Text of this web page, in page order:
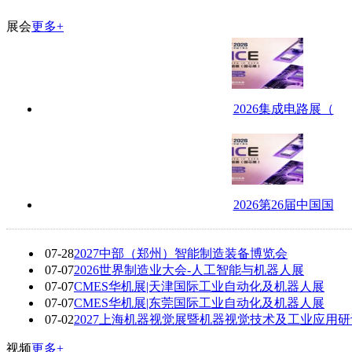
展会更多+
2026集成电路展（
2026第26届中国国
07-282027中部（郑州）智能制造装备博览会
07-072026世界制造业大会-人工智能与机器人展
07-07CMES华机展|天津国际工业自动化及机器人展
07-07CMES华机展|东莞国际工业自动化及机器人展
07-022027上海机器视觉展暨机器视觉技术及工业应用
视频更多+